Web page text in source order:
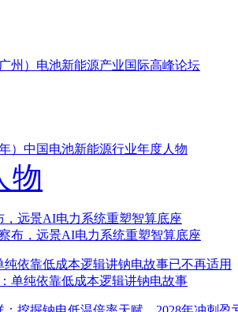
州）电池新能源产业国际高峰论坛
）中国电池新能源行业年度人物
物
布，远景AI电力系统重塑智算底座
单纯依靠低成本逻辑讲钠电故事